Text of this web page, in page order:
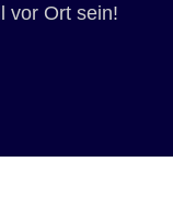
vor Ort sein!